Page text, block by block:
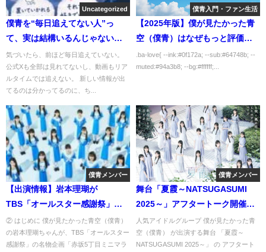
Uncategorized
僕青を“毎日追えてない人”っ
て、実は結構いるんじゃないか
と思う話
気づいたら、前ほど毎日追えていない。
公式Xも全部は見れてないし、動画もリア
ルタイムでは追えない。 新しい情報が出
てるのは分かってるのに、ち...
僕青入門・ファン生活
【2025年版】僕が見たかった青
空（僕青）はなぜもっと評価さ
れるべき？“気づいた人からハマ
る”魅力を徹底紹介
.ba-love{ --ink:#0f172a; --sub:#64748b; --
muted:#94a3b8; --bg:#ffffff;...
僕青メンバー
【出演情報】岩本理瑚が
TBS「オールスター感謝祭」赤
坂5丁目ミニマラソンに出場決
定！放送日・見どころまとめ
② はじめに 僕が見たかった青空（僕青）
の岩本理瑚ちゃんが、TBS「オールスター
感謝祭」の名物企画「赤坂5丁目ミニマラ
僕青メンバー
舞台「夏霞～NATSUGASUMI
2025～」アフタートーク開催決
定！ファン必見の貴重イベント
人気アイドルグループ 僕が見たかった青
空（僕青） が出演する舞台 「夏霞～
NATSUGASUMI 2025～」 の アフタート